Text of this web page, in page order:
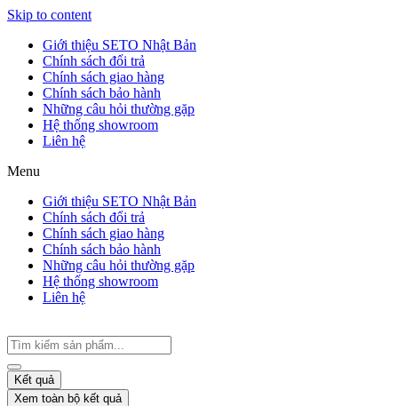
Skip to content
Giới thiệu SETO Nhật Bản
Chính sách đổi trả
Chính sách giao hàng
Chính sách bảo hành
Những câu hỏi thường gặp
Hệ thống showroom
Liên hệ
Menu
Giới thiệu SETO Nhật Bản
Chính sách đổi trả
Chính sách giao hàng
Chính sách bảo hành
Những câu hỏi thường gặp
Hệ thống showroom
Liên hệ
Kết quả
Xem toàn bộ kết quả